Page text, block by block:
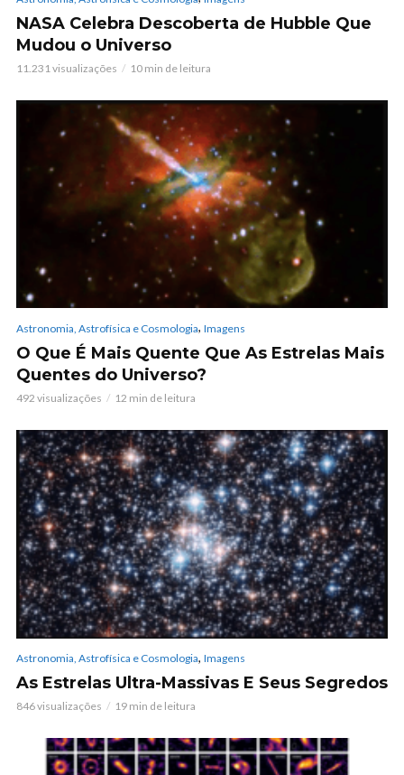
NASA Celebra Descoberta de Hubble Que
Mudou o Universo
11.231 visualizações 10 min de leitura
Astronomia, Astrofísica e Cosmologia, Imagens
O Que É Mais Quente Que As Estrelas Mais
Quentes do Universo?
492 visualizações 12 min de leitura
Astronomia, Astrofísica e Cosmologia, Imagens
As Estrelas Ultra-Massivas E Seus Segredos
846 visualizações 19 min de leitura